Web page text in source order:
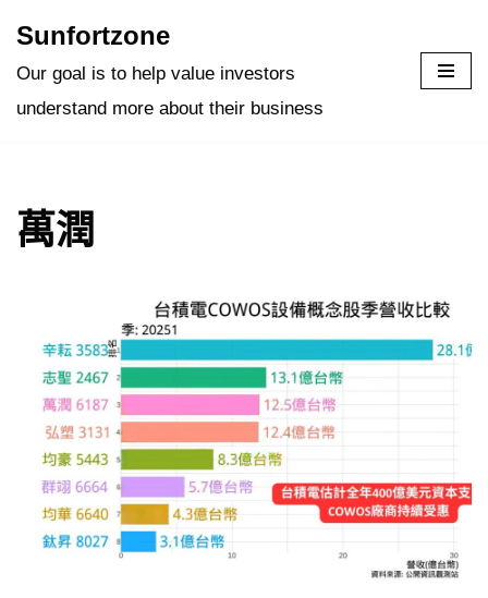
Skip
Sunfortzone
Our goal is to help value investors
understand more about their business
萬潤